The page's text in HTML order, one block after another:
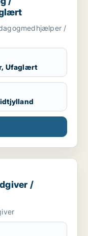
/
Ufaglært
/ ungarbejder
/